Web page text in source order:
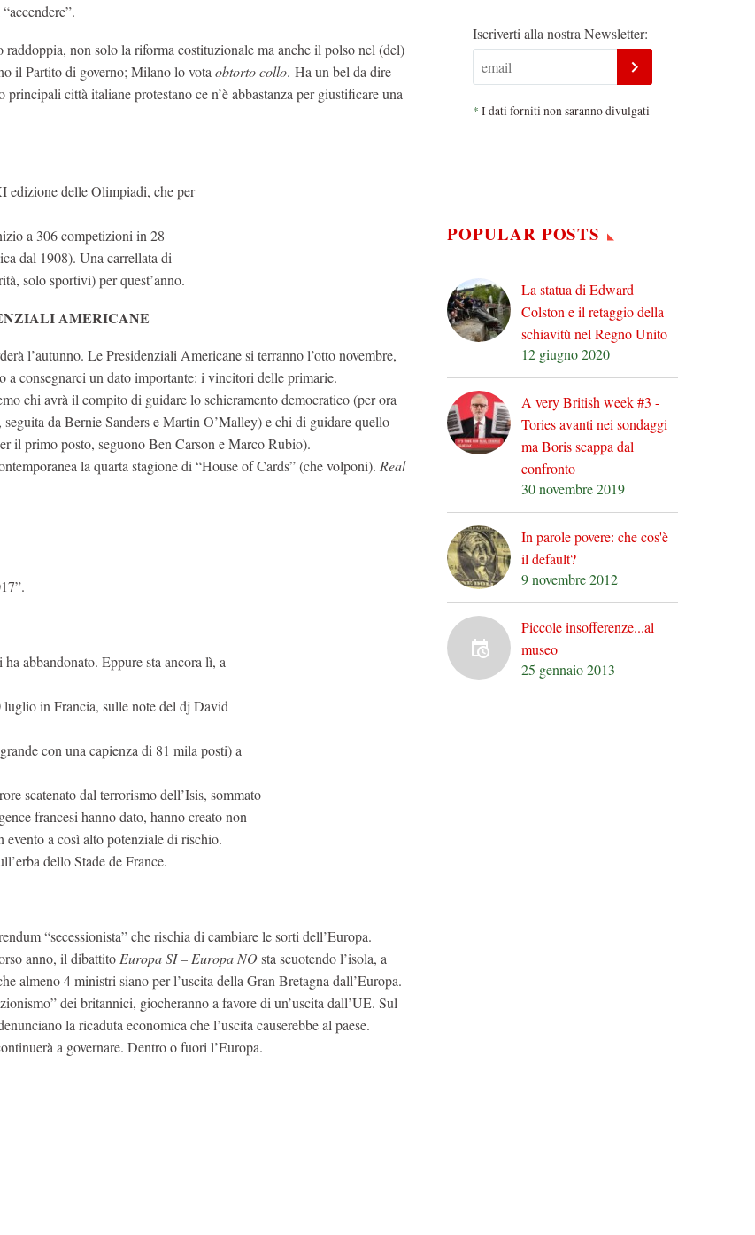
non solo la riforma costituzionale ma anche il polso nel (del)
il Partito di governo; Milano lo vota obtorto collo. Ha un bel da dire
città italiane protestano ce n’è abbastanza per giustificare una
edizione delle Olimpiadi, che per
a 306 competizioni in 28
dal 1908). Una carrellata di
solo sportivi) per quest’anno.
AMERICANE
l’autunno. Le Presidenziali Americane si terranno l’otto novembre,
a consegnarci un dato importante: i vincitori delle primarie.
chi avrà il compito di guidare lo schieramento democratico (per ora
da Bernie Sanders e Martin O’Malley) e chi di guidare quello
il primo posto, seguono Ben Carson e Marco Rubio).
la quarta stagione di “House of Cards” (che volponi). Real
abbandonato. Eppure sta ancora lì, a
in Francia, sulle note del dj David
con una capienza di 81 mila posti) a
scatenato dal terrorismo dell’Isis, sommato
francesi hanno dato, hanno creato non
a così alto potenziale di rischio.
dello Stade de France.
“secessionista” che rischia di cambiare le sorti dell’Europa.
anno, il dibattito Europa SI – Europa NO sta scuotendo l’isola, a
almeno 4 ministri siano per l’uscita della Gran Bretagna dall’Europa.
dei britannici, giocheranno a favore di un’uscita dall’UE. Sul
la ricaduta economica che l’uscita causerebbe al paese.
a governare. Dentro o fuori l’Europa.
Iscriverti alla nostra Newsletter:
* I dati forniti non saranno divulgati
POPULAR POSTS
La statua di Edward
Colston e il retaggio della
schiavitù nel Regno Unito
12 giugno 2020
A very British week #3 -
Tories avanti nei sondaggi
ma Boris scappa dal
confronto
30 novembre 2019
In parole povere: che cos'è
il default?
9 novembre 2012
Piccole insofferenze...al
museo
25 gennaio 2013